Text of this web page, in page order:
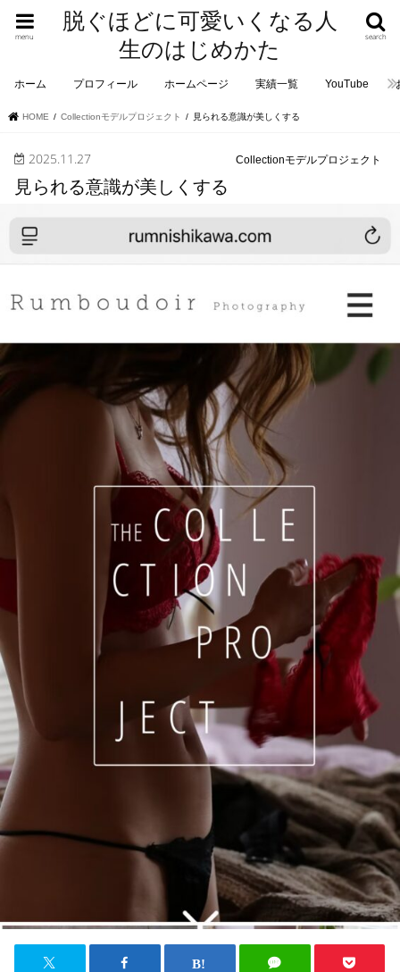
脱ぐほどに可愛いくなる人
生のはじめかた
search
menu
ホーム プロフィール ホームページ 実績一覧 YouTube
HOME Collectionモデルプロジェクト 見られる意識が美しくする
Collectionモデルプロジェクト
2025.11.27
見られる意識が美しくする